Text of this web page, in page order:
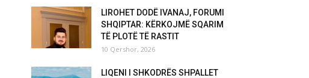
LIROHET DODË IVANAJ, FORUMI
SHQIPTAR: KËRKOJMË SQARIM
TË PLOTË TË RASTIT
10 Qershor, 2026
LIQENI I SHKODRËS SHPALLET